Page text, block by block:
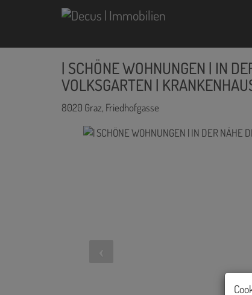
| SCHÖNE WOHNUNGEN | IN
VOLKSGARTEN |
8020 Graz, Friedhofgasse